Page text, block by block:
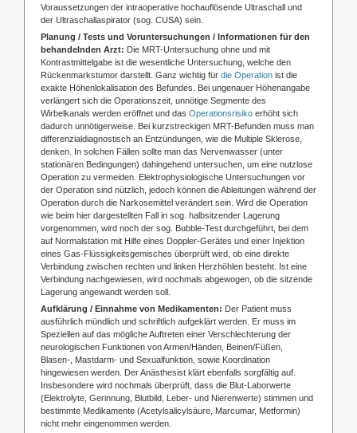
Voraussetzungen der intraoperative hochauflösende Ultraschall und
der Ultraschallaspirator (sog. CUSA) sein.
Planung / Tests und Voruntersuchungen / Informationen für den
behandelnden Arzt: Die MRT-Untersuchung ohne und mit
Kontrastmittelgabe ist die wesentliche Untersuchung, welche den
Rückenmarkstumor darstellt. Ganz wichtig für die Operation ist die
exakte Höhenlokalisation des Befundes. Bei ungenauer Höhenangabe
verlängert sich die Operationszeit, unnötige Segmente des
Wirbelkanals werden eröffnet und das Operationsrisiko erhöht sich
dadurch unnötigerweise. Bei kurzstreckigen MRT-Befunden muss man
differenzialdiagnostisch an Entzündungen, wie die Multiple Sklerose,
denken. In solchen Fällen sollte man das Nervenwasser (unter
stationären Bedingungen) dahingehend untersuchen, um eine nutzlose
Operation zu vermeiden. Elektrophysiologische Untersuchungen vor
der Operation sind nützlich, jedoch können die Ableitungen während der
Operation durch die Narkosemittel verändert sein. Wird die Operation
wie beim hier dargestellten Fall in sog. halbsitzender Lagerung
vorgenommen, wird noch der sog. Bubble-Test durchgeführt, bei dem
auf Normalstation mit Hilfe eines Doppler-Gerätes und einer Injektion
eines Gas-Flüssigkeitsgemisches überprüft wird, ob eine direkte
Verbindung zwischen rechten und linken Herzhöhlen besteht. Ist eine
Verbindung nachgewiesen, wird nochmals abgewogen, ob die sitzende
Lagerung angewandt werden soll.
Aufklärung / Einnahme von Medikamenten: Der Patient muss
ausführlich mündlich und schriftlich aufgeklärt werden. Er muss im
Speziellen auf das mögliche Auftreten einer Verschlechterung der
neurologischen Funktionen von Armen/Händen, Beinen/Füßen,
Blasen-, Mastdarm- und Sexualfunktion, sowie Koordination
hingewiesen werden. Der Anästhesist klärt ebenfalls sorgfältig auf.
Insbesondere wird nochmals überprüft, dass die Blut-Laborwerte
(Elektrolyte, Gerinnung, Blutbild, Leber- und Nierenwerte) stimmen und
bestimmte Medikamente (Acetylsalicylsäure, Marcumar, Metformin)
nicht mehr eingenommen werden.